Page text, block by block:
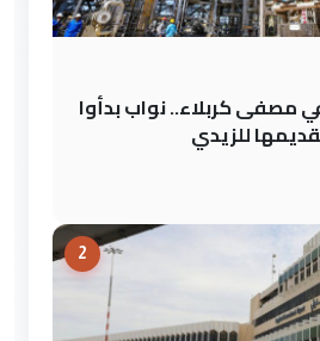
مصفى كربلاء.. نواب بدأوا
للزيدي
2